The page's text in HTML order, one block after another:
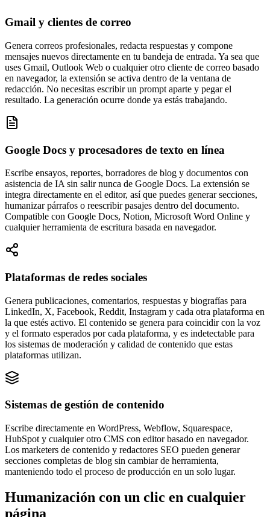
Gmail y clientes de correo
Genera correos profesionales, redacta respuestas y compone
mensajes nuevos directamente en tu bandeja de entrada. Ya sea que
uses Gmail, Outlook Web o cualquier otro cliente de correo basado
en navegador, la extensión se activa dentro de la ventana de
redacción. No necesitas escribir un prompt aparte y pegar el
resultado. La generación ocurre donde ya estás trabajando.
Google Docs y procesadores de texto en línea
Escribe ensayos, reportes, borradores de blog y documentos con
asistencia de IA sin salir nunca de Google Docs. La extensión se
integra directamente en el editor, así que puedes generar secciones,
humanizar párrafos o reescribir pasajes dentro del documento.
Compatible con Google Docs, Notion, Microsoft Word Online y
cualquier herramienta de escritura basada en navegador.
Plataformas de redes sociales
Genera publicaciones, comentarios, respuestas y biografías para
LinkedIn, X, Facebook, Reddit, Instagram y cada otra plataforma en
la que estés activo. El contenido se genera para coincidir con la voz
y el formato esperados por cada plataforma, y es indetectable para
los sistemas de moderación y calidad de contenido que estas
plataformas utilizan.
Sistemas de gestión de contenido
Escribe directamente en WordPress, Webflow, Squarespace,
HubSpot y cualquier otro CMS con editor basado en navegador.
Los marketers de contenido y redactores SEO pueden generar
secciones completas de blog sin cambiar de herramienta,
manteniendo todo el proceso de producción en un solo lugar.
Humanización con un clic en cualquier
página